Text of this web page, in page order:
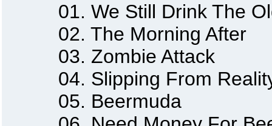
01. We Still Drink The
02. The Morning After
03. Zombie Attack
04. Slipping From
05. Beermuda